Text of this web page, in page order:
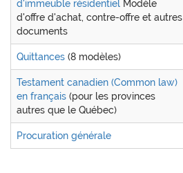
d'immeuble résidentiel Modèle
d'offre d'achat, contre-offre et autres
documents
Quittances (8 modèles)
Testament canadien (Common law)
en français (pour les provinces
autres que le Québec)
Procuration générale